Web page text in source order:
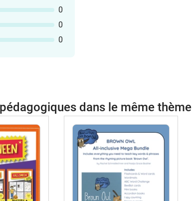
0
0
0
dans le même thème